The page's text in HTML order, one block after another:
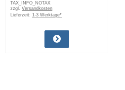
TAX_INFO_NOTAX
zzgl. Versandkosten
Lieferzeit: 1-3 Werktage*